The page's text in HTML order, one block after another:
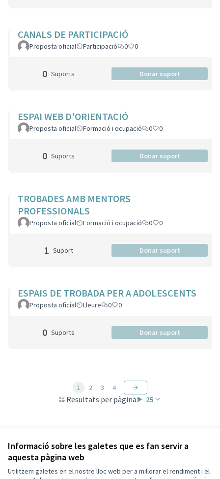
Informació sobre les galetes que es fan servir a
aquesta pàgina web
Utilitzem galetes en el nostre lloc web per a millorar el rendiment i el
CANALS DE PARTICIPACIÓ
Proposta oficial Participació 0 0
0 Suports Donar suport
ESPAI WEB D'ORIENTACIÓ
Proposta oficial Formació i ocupació 0 0
0 Suports Donar suport
TROBADES AMB MENTORS
PROFESSIONALS
Proposta oficial Formació i ocupació 0 0
1 Suport Donar suport
ESPAIS DE TROBADA PER A ADOLESCENTS
Proposta oficial Lleure 0 0
0 Suports Donar suport
Resultats per pàgina: 25
1 2 3 4
Veure totes les propostes retirades
Termes i condicions d'ús